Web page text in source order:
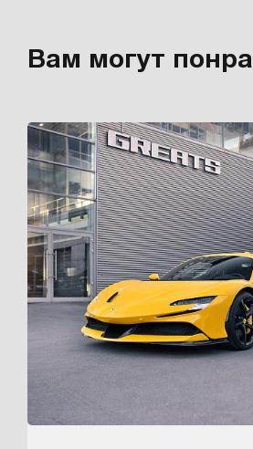
Вам могут